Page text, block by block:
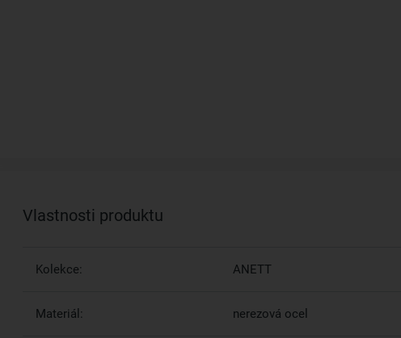
Vlastnosti produktu
Kolekce: ANETT
Materiál: nerezová ocel